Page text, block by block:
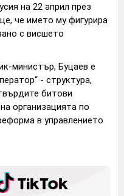
на 22 април през
че името му фигурира
с висшето
министър, Буцаев е
- структура,
битови
организацията по
в управлението